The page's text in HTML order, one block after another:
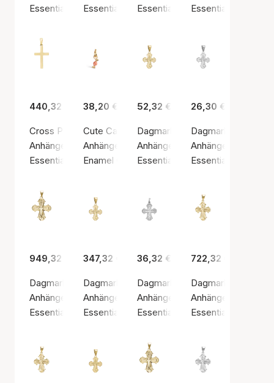
Essentials by AagaardEssentials by AagaardEssentials by Aagaard
Essentials by
440,32 €
Cross Pendant, 16 x 24.5 mm, 8kt
Anhänger, Goldfarben / Gold
Essentials by Aagaard
38,20 €
Cute Candy Charm
Anhänger, Goldfarben / Vergoldetes
Enamel Copenhagen
52,32 €
Dagmarkors Pendant, 15 x 17
Anhänger, Goldfarben /
Essentials by Aagaard
26,30 €
Dagmarkors
Anhänger,
Essentials by
949,32 €
Dagmarkors Pendant, 15 x 17.5 mm, 14kt
Anhänger, Goldfarben / Gold
Essentials by Aagaard
347,32 €
Dagmarkors Pendant, 15 x 17.5 mm, 8kt
Anhänger, Goldfarben / Gold
Essentials by Aagaard
36,32 €
Dagmarkors Pendant, 17 x 20.5
Anhänger, Silberfarbe / Sterling
Essentials by Aagaard
722,32 €
Dagmarkors
Anhänger,
Essentials by